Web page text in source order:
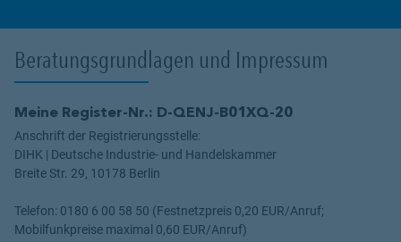
Beratungsgrundlagen und Impressum
Meine Register-Nr.: D-QENJ-B01XQ-20
Anschrift der Registrierungsstelle:
DIHK | Deutsche Industrie- und Handelskammer
Breite Str. 29, 10178 Berlin
Telefon: 0180 6 00 58 50 (Festnetzpreis 0,20 EUR/Anruf;
Mobilfunkpreise maximal 0,60 EUR/Anruf)